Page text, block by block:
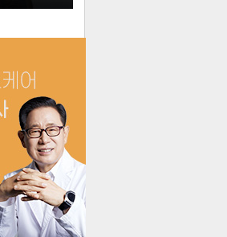
더보기